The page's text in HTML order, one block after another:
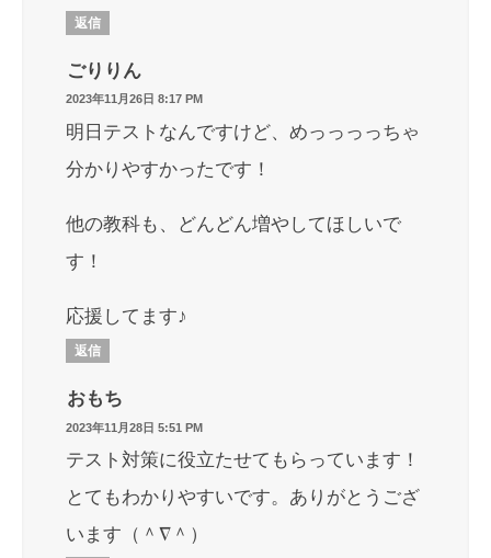
返信
ごりりん
2023年11月26日 8:17 PM
明日テストなんですけど、めっっっっちゃ
分かりやすかったです！
他の教科も、どんどん増やしてほしいで
す！
応援してます♪
返信
おもち
2023年11月28日 5:51 PM
テスト対策に役立たせてもらっています！
とてもわかりやすいです。ありがとうござ
います（＾∇＾）